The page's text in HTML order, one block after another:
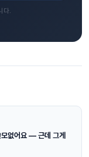
다.
없어요 — 근데 그게